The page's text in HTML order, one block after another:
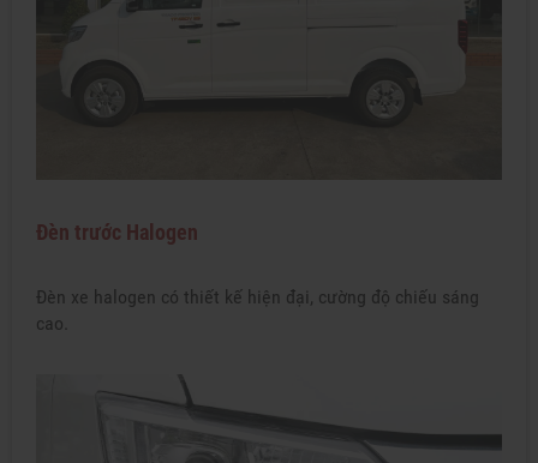
Đèn trước Halogen
Đèn xe halogen có thiết kế hiện đại, cường độ chiếu sáng
cao.